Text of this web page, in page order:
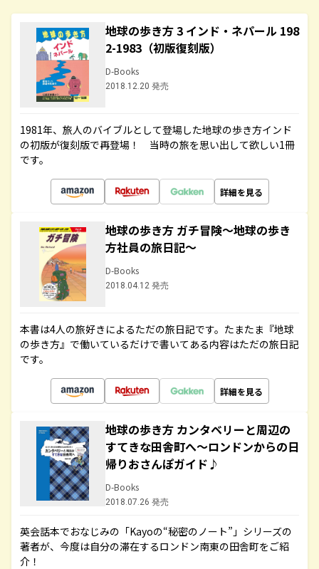
地球の歩き方 3 インド・ネパール 198
2-1983（初版復刻版）
D-Books
2018.12.20 発売
1981年、旅人のバイブルとして登場した地球の歩き方インド
の初版が復刻版で再登場！ 当時の旅を思い出して欲しい1冊
です。
詳細を見る
地球の歩き方 ガチ冒険～地球の歩き
方社員の旅日記～
D-Books
2018.04.12 発売
本書は4人の旅好きによるただの旅日記です。たまたま『地球
の歩き方』で働いているだけで書いてある内容はただの旅日記
です。
詳細を見る
地球の歩き方 カンタベリーと周辺の
すてきな田舎町へ～ロンドンからの日
帰りおさんぽガイド♪
D-Books
2018.07.26 発売
英会話本でおなじみの「Kayoの“秘密のノート”」シリーズの
著者が、今度は自分の滞在するロンドン南東の田舎町をご紹
介！